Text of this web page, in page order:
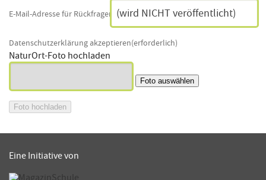
E-Mail-Adresse für Rückfragen
Datenschutzerklärung akzeptieren
NaturOrt-Foto hochladen
Eine Initiative von